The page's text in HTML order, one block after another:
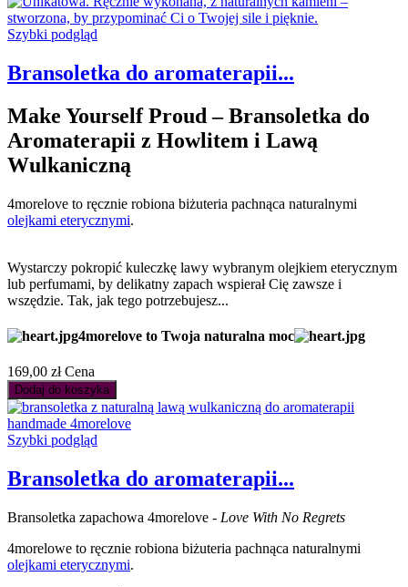
Szybki podgląd
Bransoletka do aromaterapii...
Make Yourself Proud – Bransoletka do
Aromaterapii z Howlitem i Lawą
Wulkaniczną
4morelove to ręcznie robiona biżuteria pachnąca naturalnymi
olejkami eterycznymi.
Wystarczy pokropić kuleczkę lawy wybranym olejkiem eterycznym
lub perfumami, by delikatny zapach wspierał Cię zawsze i
wszędzie. Tak, jak tego potrzebujesz...
4morelove to Twoja naturalna moc
169,00 zł Cena
Dodaj do koszyka
Szybki podgląd
Bransoletka do aromaterapii...
Bransoletka zapachowa 4morelove - Love With No Regrets
4morelowe to ręcznie robiona biżuteria pachnąca naturalnymi
olejkami eterycznymi.